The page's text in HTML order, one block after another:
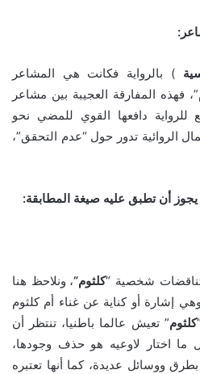
:
) بالرواية فكانت هي المشاعر
فهذه المفارقة العجيبة بين مشاعر
دافعها القوي للمضي نحو
الروائية تدور حول “عدم التحقق”،
يجوز أن تطبق عليه صيغة المطابقة:
تناقضات شخصية “كلثوم“، ونلاحظ هنا
وهي إشارة أو كناية عن غناء أم كلثوم
كلثوم” تعيش عالما باطنيا، تنتظر أن
ما اختار لاوعيه هو حذف وجودها،
ووسائل عديدة، كما أنها تعتبره